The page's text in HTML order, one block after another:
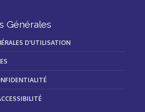
Générales
D'UTILISATION